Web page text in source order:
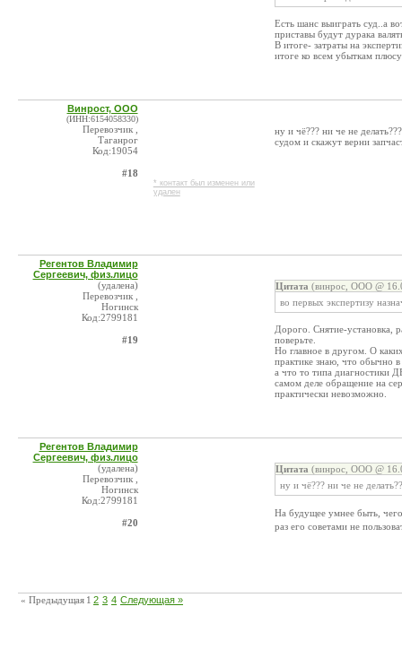
Есть шанс выиграть суд..а
приставы будут дурака
В итоге- затраты на
итоге ко всем убыткам
Винрост, ООО
(ИНН:6154058330)
Перевозчик ,
Таганрог
Код:19054
#18
* контакт был изменен или
удален
ну и чё??? ни че не
судом и скажут верни
Регентов Владимир
Сергеевич, физ.лицо
(удалена)
Перевозчик ,
Ногинск
Код:2799181
#19
Цитата (винрос, ООО @
во первых экспертизу
Дорого. Снятие-установка,
поверьте.
Но главное в другом. О
практике знаю, что обычно
а что то типа диагностики
самом деле обращение на
практически невозможно.
Регентов Владимир
Сергеевич, физ.лицо
(удалена)
Перевозчик ,
Ногинск
Код:2799181
#20
Цитата (винрос, ООО @
ну и чё??? ни че не
На будущее умнее быть,
раз его советами не
« Предыдущая 1 2 3 4 Следующая »